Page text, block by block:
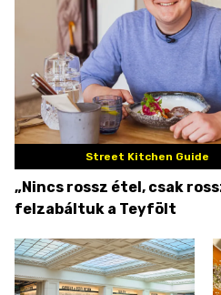
Street Kitchen Guide
„Nincs rossz étel, csak
felzabáltuk a Teyfölt